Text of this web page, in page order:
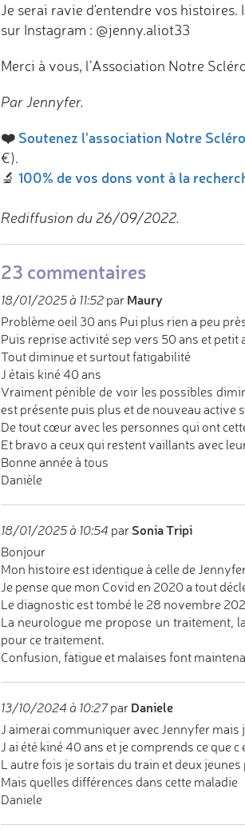
Je serai ravie d'entendre vos histoires.
sur Instagram : @jenny.aliot33
Merci à vous, l’Association Notre
Par Jennyfer.
❤️ Soutenez l'association Notre
€).
🔬 100% de vos dons vont à la
Rediffusion du 26/09/2022.
23 commentaires
18/01/2025 à 11:52par Maury
Problème oeil 30 ans Pui plus rien a peu
Puis reprise activité sep vers 50 ans et
Tout diminue et surtout fatigabilité
J étais kiné 40 ans
Vraiment pénible de voir les possibles
est présente puis plus et de nouveau active
De tout cœur avec les personnes qui ont
Et bravo a ceux qui restent vaillants avec
Bonne année à tous
Danièle
18/01/2025 à 10:54 par Sonia Tripi
Bonjour
Mon histoire est identique à celle de Jennyfer
Je pense que mon Covid en 2020 a tout
Le diagnostic est tombé le 28 novembre
La neurologue me propose un traitement,
pour ce traitement.
Confusion, fatigue et malaises font
13/10/2024 à 10:27par Daniele
J aimerai communiquer avec Jennyfer mais
J ai été kiné 40 ans et je comprends ce que c
L autre fois je sortais du train et deux
Mais quelles différences dans cette maladie
Daniele